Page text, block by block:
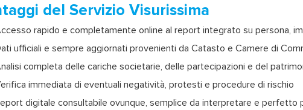
del Servizio Visurissima
rapido e completamente online al report integrato su persona,
ufficiali e sempre aggiornati provenienti da Catasto e Camere di
completa delle cariche societarie, delle partecipazioni e del
immediata di eventuali negatività, protesti e procedure di rischio
digitale consultabile ovunque, semplice da interpretare e perfetto